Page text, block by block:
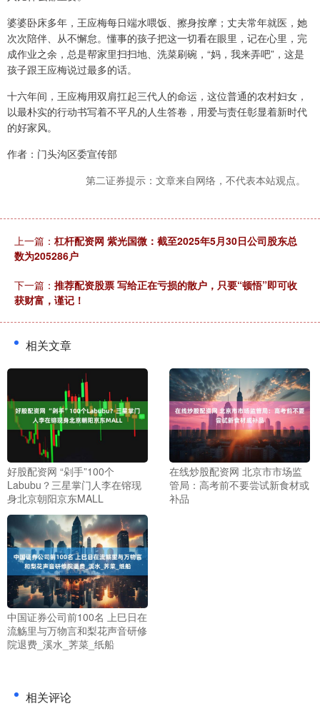
婆婆卧床多年，王应梅每日端水喂饭、擦身按摩；丈夫常年就医，她
次次陪伴、从不懈怠。懂事的孩子把这一切看在眼里，记在心里，完
成作业之余，总是帮家里扫扫地、洗菜刷碗，“妈，我来弄吧”，这是
孩子跟王应梅说过最多的话。
十六年间，王应梅用双肩扛起三代人的命运，这位普通的农村妇女，
以最朴实的行动书写着不平凡的人生答卷，用爱与责任彰显着新时代
的好家风。
作者：门头沟区委宣传部
第二证券提示：文章来自网络，不代表本站观点。
上一篇： 杠杆配资网 紫光国微：截至2025年5月30日公司股东总
数为205286户
下一篇： 推荐配资股票 写给正在亏损的散户，只要“顿悟”即可收
获财富，谨记！
相关文章
好股配资网 “剁手”100个
Labubu？三星掌门人李在镕现
身北京朝阳京东MALL
在线炒股配资网 北京市市场监
管局：高考前不要尝试新食材或
补品
中国证券公司前100名 上巳日在
流觞里与万物言和梨花声音研修
院退费_溪水_荠菜_纸船
相关评论